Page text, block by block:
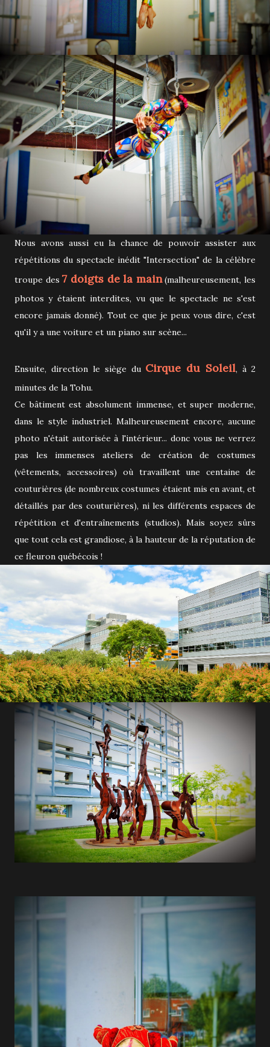
Nous avons aussi eu la chance de pouvoir assister aux
répétitions du spectacle inédit "Intersection" de la célèbre
troupe des7 doigts de la main(malheureusement, les
photos y étaient interdites, vu que le spectacle ne s'est
encore jamais donné). Tout ce que je peux vous dire, c'est
qu'il y a une voiture et un piano sur scène...
Ensuite, direction le siège du Cirque du Soleil, à 2
minutes de la Tohu.
Ce bâtiment est absolument immense, et super moderne,
dans le style industriel. Malheureusement encore, aucune
photo n'était autorisée à l'intérieur... donc vous ne verrez
pas les immenses ateliers de création de costumes
(vêtements, accessoires) où travaillent une centaine de
couturières (de nombreux costumes étaient mis en avant, et
détaillés par des couturières), ni les différents espaces de
répétition et d'entraînements (studios). Mais soyez sûrs
que tout cela est grandiose, à la hauteur de la réputation de
ce fleuron québécois !